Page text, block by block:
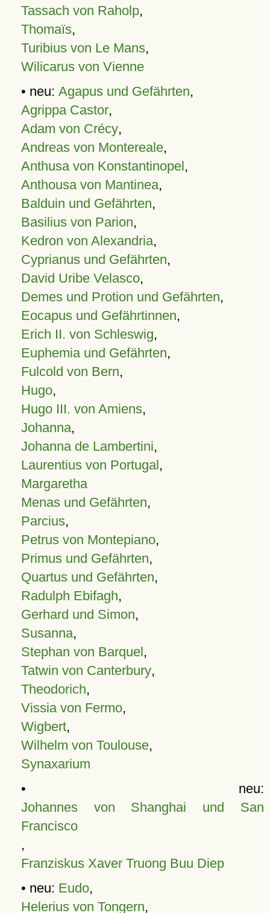
Tassach von Raholp,
Thomaïs,
Turibius von Le Mans,
Wilicarus von Vienne
• neu: Agapus und Gefährten,
Agrippa Castor,
Adam von Crécy,
Andreas von Montereale,
Anthusa von Konstantinopel,
Anthousa von Mantinea,
Balduin und Gefährten,
Basilius von Parion,
Kedron von Alexandria,
Cyprianus und Gefährten,
David Uribe Velasco,
Demes und Protion und Gefährten,
Eocapus und Gefährtinnen,
Erich II. von Schleswig,
Euphemia und Gefährten,
Fulcold von Bern,
Hugo,
Hugo III. von Amiens,
Johanna,
Johanna de Lambertini,
Laurentius von Portugal,
Margaretha
Menas und Gefährten,
Parcius,
Petrus von Montepiano,
Primus und Gefährten,
Quartus und Gefährten,
Radulph Ebifagh,
Gerhard und Simon,
Susanna,
Stephan von Barquel,
Tatwin von Canterbury,
Theodorich,
Vissia von Fermo,
Wigbert,
Wilhelm von Toulouse,
Synaxarium
• neu:
Johannes von Shanghai und San
Francisco
,
Franziskus Xaver Truong Buu Diep
• neu: Eudo,
Helerius von Tongern,